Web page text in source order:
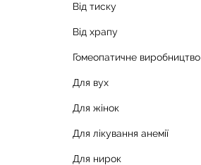
Від тиску
Від храпу
Гомеопатичне виробництво
Для вух
Для жінок
Для лікування анемії
Для нирок